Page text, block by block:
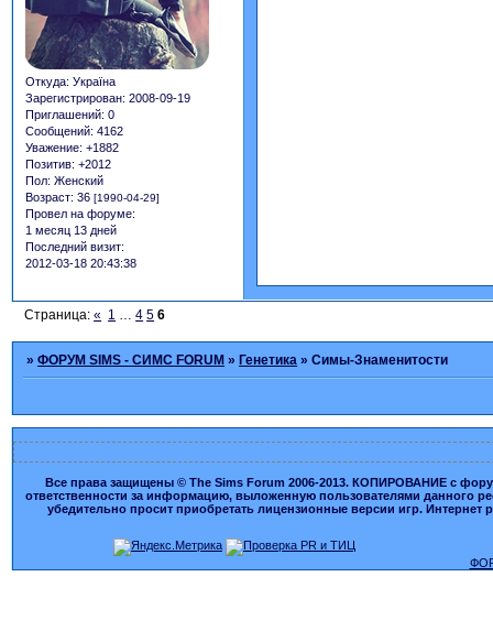
Откуда: Україна
Зарегистрирован: 2008-09-19
Приглашений: 0
Сообщений: 4162
Уважение: +1882
Позитив: +2012
Пол: Женский
Возраст: 36 [1990-04-29]
Провел на форуме:
1 месяц 13 дней
Последний визит:
2012-03-18 20:43:38
Страница:« 1 4 5 6
»ФОРУМ SIMS - СИМС FORUM » Генетика »Симы-Знаменитости
Все права защищены © The Sims Forum 2006-2013. КОПИРОВАНИЕ с
ответственности за информацию, выложенную пользователями данного
убедительно просит приобретать лицензионные версии игр.